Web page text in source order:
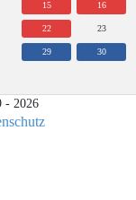
15 16
22 23
29 30
- 2026